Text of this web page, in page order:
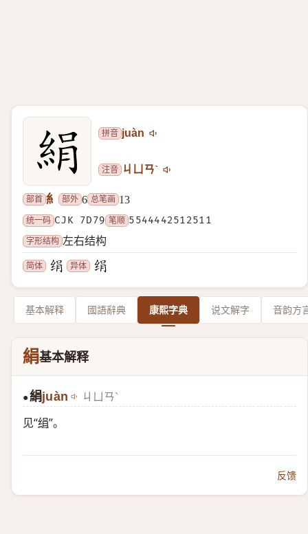
拼音 juàn
注音 ㄐㄩㄢˋ
部首 糹 部外 6 总笔画 13
统一码 CJK 7D79 笔顺 5544442512511
字形结构 左右结构
简体 异体
基本解释 國語辭典 康熙字典 说文解字 音韵方
絹基本解释
●絹juàn ㄐㄩㄢˋ
见“绢”。
反馈